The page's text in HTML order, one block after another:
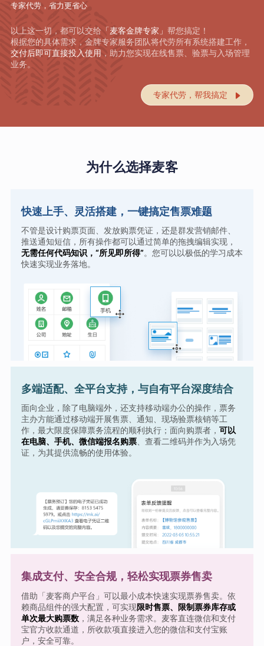
专家代劳，省力更省心
以上这一切，都可以交给「麦客金牌专家」 帮您搞定！
根据您的具体需求，金牌专家服务团队将代劳所有系统搭建工作，
交付后即可直接投入使用 ，助力您实现在线售票、验票与入场管理
业务。
专家代劳，帮我搞定 
为什么选择麦客
快速上手、灵活搭建，一键搞定售票难题
不管是设计购票页面、发放购票凭证，还是群发营销邮件、
推送通知短信，所有操作都可以通过简单的拖拽编辑实现，
无需任何代码知识，“所见即所得”。您可以以极低的学习成本
快速实现业务落地。
多端适配、全平台支持，与自有平台深度结合
面向企业，除了电脑端外，还支持移动端办公的操作，票务
主办方能通过移动端开展售票、通知、现场验票核销等工
作，最大限度保障票务流程的顺利执行；面向购票者， 可以
在电脑、手机、微信端报名购票、查看二维码并作为入场凭
证，为其提供流畅的使用体验。
集成支付、安全合规，轻松实现票券售卖
借助「麦客商户平台」可以最小成本快速实现票券售卖。依
赖商品组件的强大配置，可实现限时售票、限制票券库存或
单次最大购票数，满足各种业务需求。麦客直连微信和支付
宝官方收款通道，所收款项直接进入您的微信和支付宝账
户，安全可靠。